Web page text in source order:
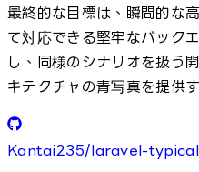
最終的な目標は、瞬間的な
て対応できる堅牢なバック
し、同様のシナリオを扱う
キテクチャの青写真を提供
Kantai235/laravel-